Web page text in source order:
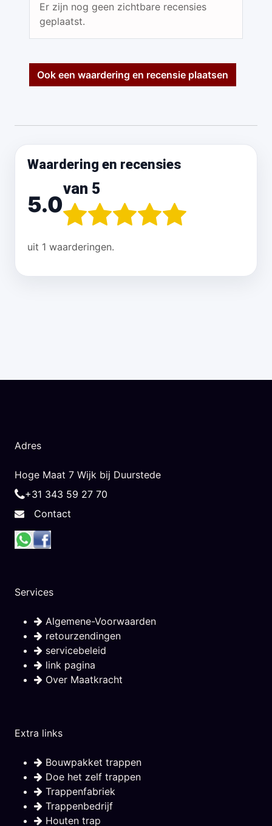
Er zijn nog geen zichtbare recensies
geplaatst.
Ook een waardering en recensie plaatsen
Waardering en recensies
5.0
van 5
uit 1 waarderingen.
Adres
Hoge Maat 7 Wijk bij Duurstede
+31 343 59 27 70
Contact
Services
Algemene-Voorwaarden
retourzendingen
servicebeleid
link pagina
Over Maatkracht
Extra links
Bouwpakket trappen
Doe het zelf trappen
Trappenfabriek
Trappenbedrijf
Houten trap